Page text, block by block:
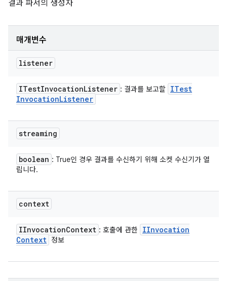
결과 파서의 생성자
매개변수
listener
ITestInvocationListener : 결과를 보고할 ITest
InvocationListener
streaming
boolean : True인 경우 결과를 수신하기 위해 소켓 수신기가 열
립니다.
context
IInvocationContext : 호출에 관한
IInvocation
Context 정보